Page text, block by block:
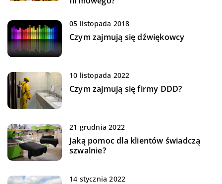
05 listopada 2018
Czym zajmują się dźwiękowcy
10 listopada 2022
Czym zajmują się firmy DDD?
21 grudnia 2022
Jaką pomoc dla klientów świadczą
szwalnie?
14 stycznia 2022